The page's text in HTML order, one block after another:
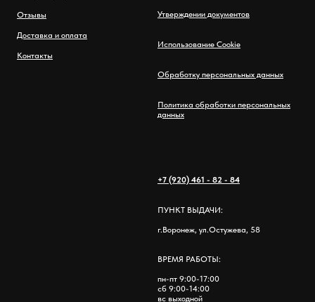
Отзывы
Доставка и оплата
Контакты
Утверждении документов
Использование Cookie
Обработку персональных данных
Политика обработки персональных
данных
+7 (920) 461 - 82 - 84
ПУНКТ ВЫДАЧИ:
г.Воронеж, ул.Остужева, 58
ВРЕМЯ РАБОТЫ:
пн-пт 9:00-17:00
сб 9:00-14:00
вс выходной